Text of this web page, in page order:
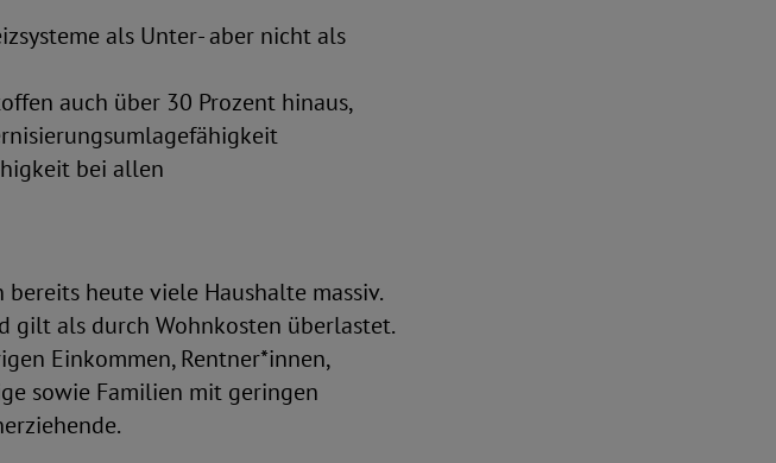
als Unter- aber nicht als
auch über 30 Prozent hinaus,
bei allen
heute viele Haushalte massiv.
gilt als durch Wohnkosten überlastet.
Einkommen, Rentner*innen,
sowie Familien mit geringen